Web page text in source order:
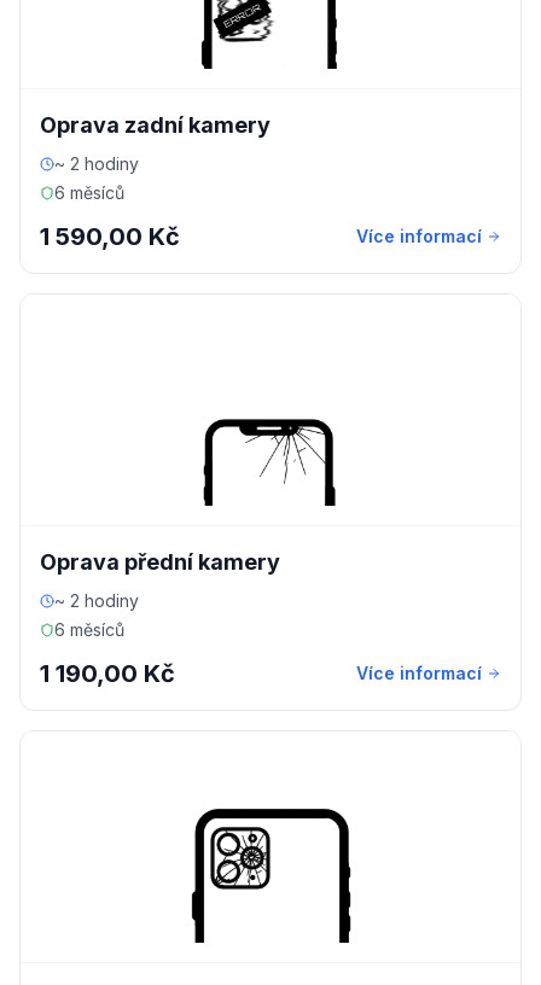
Oprava zadní kamery
~ 2 hodiny
6 měsíců
1 590,00 Kč Více informací
Oprava přední kamery
~ 2 hodiny
6 měsíců
1 190,00 Kč Více informací